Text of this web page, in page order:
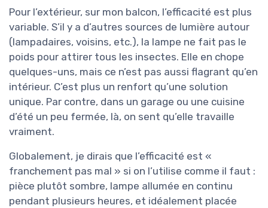
Pour l’extérieur, sur mon balcon, l’efficacité est plus
variable. S’il y a d’autres sources de lumière autour
(lampadaires, voisins, etc.), la lampe ne fait pas le
poids pour attirer tous les insectes. Elle en chope
quelques-uns, mais ce n’est pas aussi flagrant qu’en
intérieur. C’est plus un renfort qu’une solution
unique. Par contre, dans un garage ou une cuisine
d’été un peu fermée, là, on sent qu’elle travaille
vraiment.
Globalement, je dirais que l’efficacité est «
franchement pas mal » si on l’utilise comme il faut :
pièce plutôt sombre, lampe allumée en continu
pendant plusieurs heures, et idéalement placée